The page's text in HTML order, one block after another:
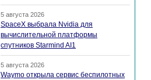
5 августа 2026
SpaceX выбрала Nvidia для
вычислительной платформы
спутников Starmind AI1
5 августа 2026
Waymo открыла сервис беспилотных